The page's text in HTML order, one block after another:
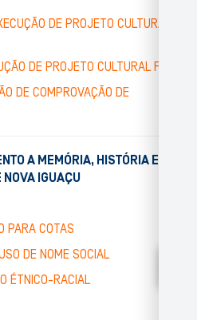
DE PROJETO CULTURAL
DE PROJETO CULTURAL FCA
DE COMPROVAÇÃO DE
A MEMÓRIA, HISTÓRIA E
NOVA IGUAÇU
PARA COTAS
DE NOME SOCIAL
ÉTNICO-RACIAL